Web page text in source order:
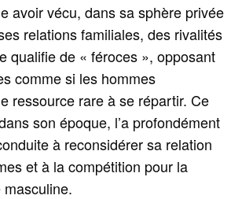
avoir vécu, dans sa sphère privée
relations familiales, des rivalités
qualifie de « féroces », opposant
comme si les hommes
ressource rare à se répartir. Ce
son époque, l’a profondément
à reconsidérer sa relation
et à la compétition pour la